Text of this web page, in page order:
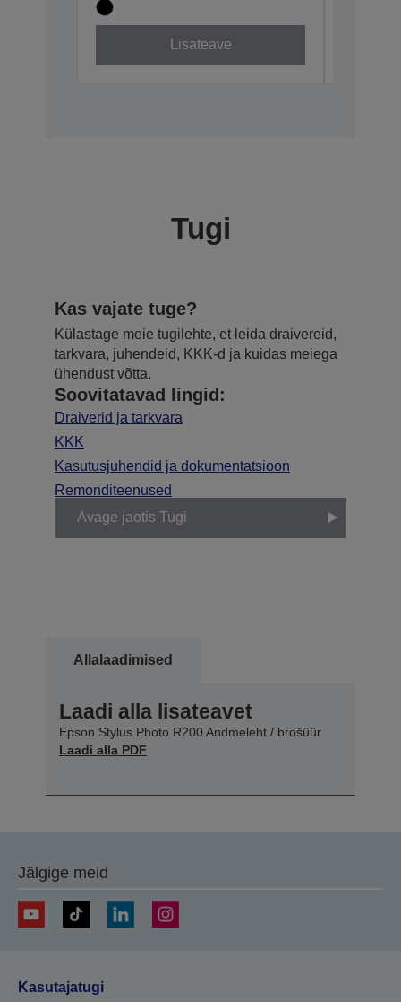
Lisateave
Tugi
Kas vajate tuge?
Külastage meie tugilehte, et leida draivereid,
tarkvara, juhendeid, KKK-d ja kuidas meiega
ühendust võtta.
Soovitatavad lingid:
Draiverid ja tarkvara
KKK
Kasutusjuhendid ja dokumentatsioon
Remonditeenused
Avage jaotis Tugi
Allalaadimised
Laadi alla lisateavet
Epson Stylus Photo R200 Andmeleht / brošüür
Laadi alla PDF
Jälgige meid
Kasutajatugi